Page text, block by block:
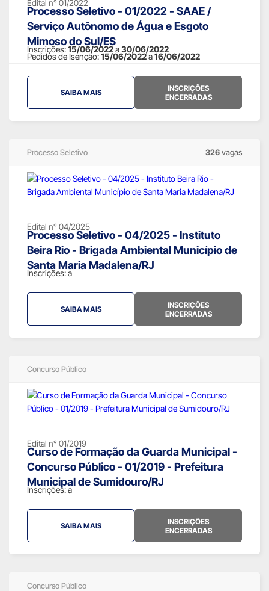
Edital n° 01/2022
Processo Seletivo - 01/2022 - SAAE /
Serviço Autônomo de Água e Esgoto
Mimoso do Sul/ES
Inscrições:15/06/2022a30/06/2022
Pedidos de Isenção:15/06/2022a16/06/2022
SAIBA MAIS
INSCRIÇÕES
ENCERRADAS
Processo Seletivo 326vagas
Edital n° 04/2025
Processo Seletivo - 04/2025 - Instituto
Beira Rio - Brigada Ambiental Município de
Santa Maria Madalena/RJ
Inscrições:a
SAIBA MAIS
INSCRIÇÕES
ENCERRADAS
Concurso Público
Edital n° 01/2019
Curso de Formação da Guarda Municipal -
Concurso Público - 01/2019 - Prefeitura
Municipal de Sumidouro/RJ
Inscrições:a
SAIBA MAIS
INSCRIÇÕES
ENCERRADAS
Concurso Público